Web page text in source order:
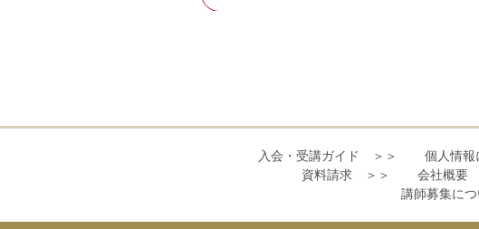
入会・受講ガイド ＞＞ 個人情
資料請求 ＞＞
会社概要
講師募集に